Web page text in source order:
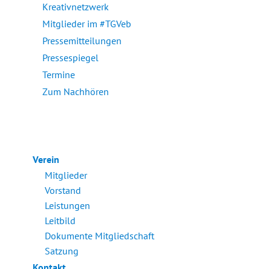
Kreativnetzwerk
Mitglieder im #TGVeb
Pressemitteilungen
Pressespiegel
Termine
Zum Nachhören
Verein
Mitglieder
Vorstand
Leistungen
Leitbild
Dokumente Mitgliedschaft
Satzung